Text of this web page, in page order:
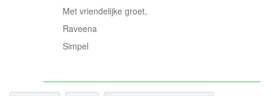
Met vriendelijke groet,
Raveena
Simpel